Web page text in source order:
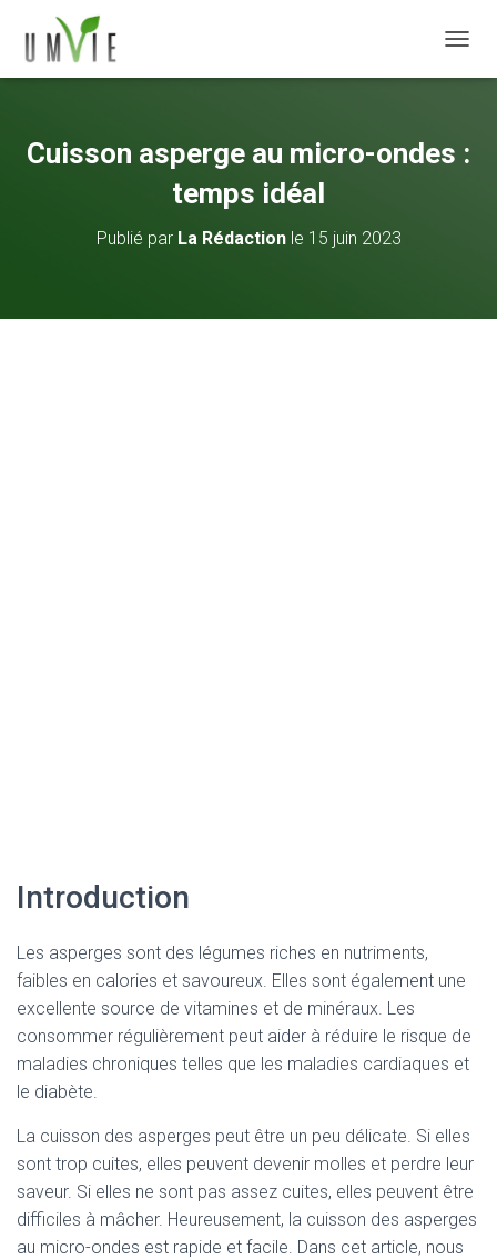
Cuisson asperge au micro-ondes :
temps idéal
Publié par La Rédactionle 15 juin 2023
Introduction
Les asperges sont des légumes riches en nutriments,
faibles en calories et savoureux. Elles sont également une
excellente source de vitamines et de minéraux. Les
consommer régulièrement peut aider à réduire le risque de
maladies chroniques telles que les maladies cardiaques et
le diabète.
La cuisson des asperges peut être un peu délicate. Si elles
sont trop cuites, elles peuvent devenir molles et perdre leur
saveur. Si elles ne sont pas assez cuites, elles peuvent être
difficiles à mâcher. Heureusement, la cuisson des asperges
au micro-ondes est rapide et facile. Dans cet article, nous